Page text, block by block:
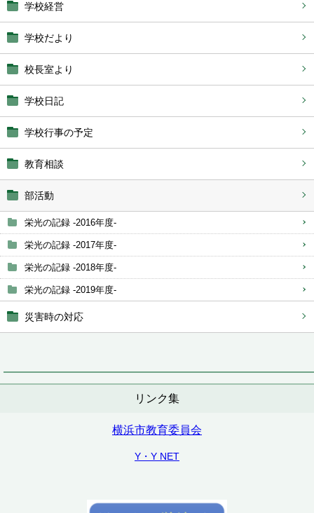
学校経営
学校だより
校長室より
学校日記
学校行事の予定
教育相談
部活動
栄光の記録 -2016年度-
栄光の記録 -2017年度-
栄光の記録 -2018年度-
栄光の記録 -2019年度-
災害時の対応
リンク集
横浜市教育委員会
Y・Y NET